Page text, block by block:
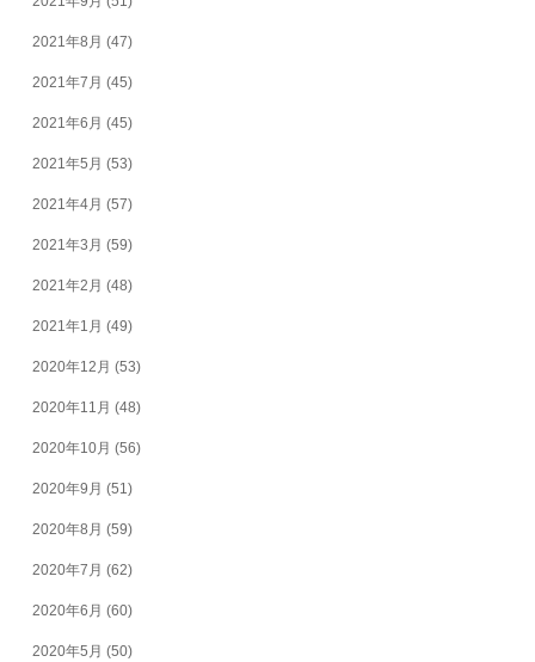
2021年8月 (47)
2021年7月 (45)
2021年6月 (45)
2021年5月 (53)
2021年4月 (57)
2021年3月 (59)
2021年2月 (48)
2021年1月 (49)
2020年12月 (53)
2020年11月 (48)
2020年10月 (56)
2020年9月 (51)
2020年8月 (59)
2020年7月 (62)
2020年6月 (60)
2020年5月 (50)